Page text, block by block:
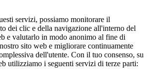
servizi, possiamo monitorare il
dei clic e della navigazione all'interno del
e valutarlo in modo anonimo al fine di
sito web e migliorare continuamente
dell'utente. Con il tuo consenso, su
utilizziamo i seguenti servizi di terze parti: